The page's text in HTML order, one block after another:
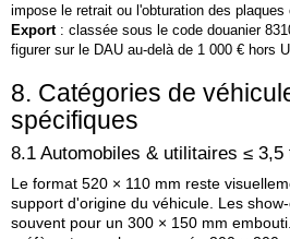
impose le retrait ou l'obturation des plaques
Export: classée sous le code douanier
figurer sur le DAU au‑delà de 1 000 € hors
8. Catégories de
spécifiques
8.1 Automobiles & utilitaires ≤ 3,5
Le format 520 × 110 mm reste
support d'origine du véhicule. Les
souvent pour un 300 × 150 mm